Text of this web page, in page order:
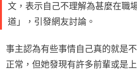
文，表示自己不理解為甚麼在職
道」，引發網友討論。
事主認為有些事情自己真的就是
正常，但她發現有許多前輩或是